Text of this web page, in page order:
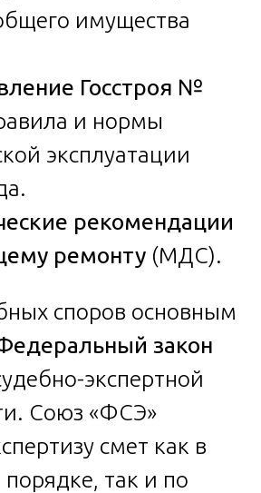
имущества
Госстроя №
и нормы
эксплуатации
рекомендации
ремонту (МДС).
споров основным
закон
экспертной
Союз «ФСЭ»
смет как в
так и по